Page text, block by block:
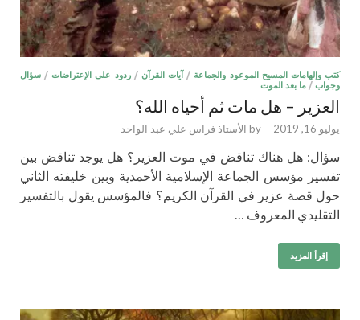
كتب وإلهامات المسيح الموعود والجماعة/ آيات القرآن /ردود على الإعتراضات/ سؤال
وجواب / ما بعد الموت
العزير – هل مات ثم أحياه الله؟
يوليو 16, 2019 -
by الأستاذ فراس علي عبد الواحد
سؤال: هل هناك تناقض في موت العزير؟ هل يوجد تناقض بين
تفسير مؤسس الجماعة الإسلامية الأحمدية وبين خليفته الثاني
حول قصة عزير في القرآن الكريم؟ فالمؤسس يقول بالتفسير
التقليدي المعروف …
إقرأ المزيد